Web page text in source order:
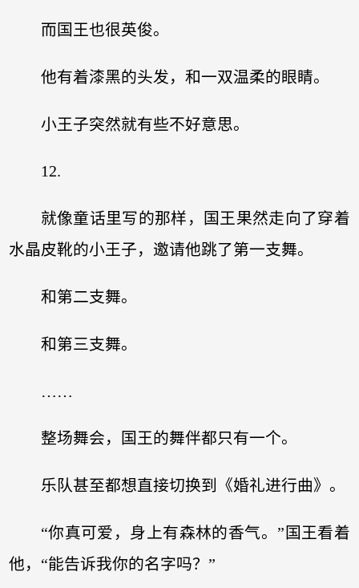
而国王也很英俊。
他有着漆黑的头发，和一双温柔的眼睛。
小王子突然就有些不好意思。
12.
就像童话里写的那样，国王果然走向了穿着
水晶皮靴的小王子，邀请他跳了第一支舞。
和第二支舞。
和第三支舞。
……
整场舞会，国王的舞伴都只有一个。
乐队甚至都想直接切换到《婚礼进行曲》。
“你真可爱，身上有森林的香气。”国王看着
他，“能告诉我你的名字吗？”